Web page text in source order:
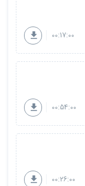
00:17:00
00:54:00
00:26:00